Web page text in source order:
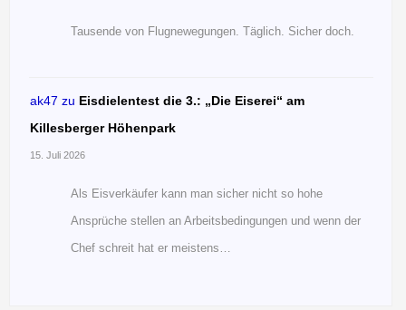
Tausende von Flugnewegungen. Täglich. Sicher doch.
ak47 zu Eisdielentest die 3.: „Die Eiserei“ am
Killesberger Höhenpark
15. Juli 2026
Als Eisverkäufer kann man sicher nicht so hohe
Ansprüche stellen an Arbeitsbedingungen und wenn der
Chef schreit hat er meistens…